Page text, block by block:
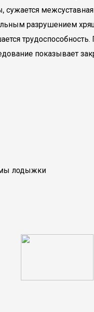
разрушением
показывает